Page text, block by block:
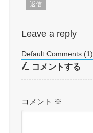
返信
Leave a reply
Default Comments (1)
コメントする
コメント ※